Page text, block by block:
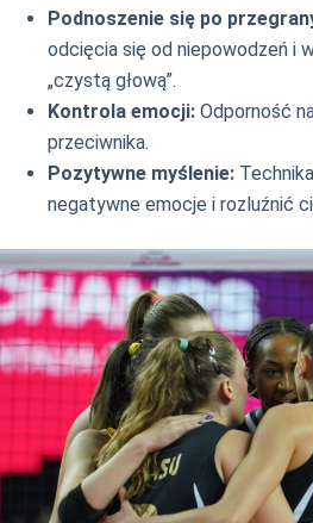
Podnoszenie się po
odcięcia się od niepowodzeń i
„czystą głową”.
Kontrola emocji: Odporność
przeciwnika.
Pozytywne myślenie:
negatywne emocje i rozluźnić